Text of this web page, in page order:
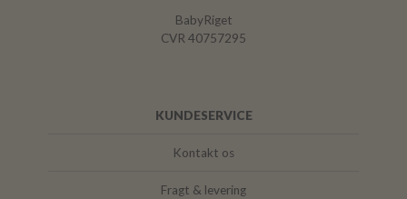
BabyRiget
CVR 40757295
KUNDESERVICE
Kontakt os
Fragt & levering